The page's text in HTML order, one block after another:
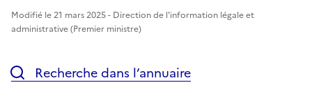
Modifié le 21 mars 2025 - Direction de l'information légale et
administrative (Premier ministre)
Recherche dans l’annuaire